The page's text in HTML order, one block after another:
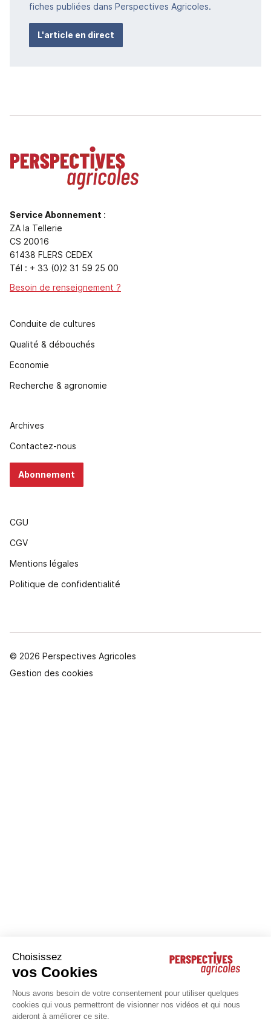
fiches publiées dans Perspectives Agricoles.
L'article en direct
Service Abonnement :
ZA la Tellerie
CS 20016
61438 FLERS CEDEX
Tél : + 33 (0)2 31 59 25 00
Besoin de renseignement ?
Conduite de cultures
Qualité & débouchés
Economie
Recherche & agronomie
Archives
Contactez-nous
Abonnement
CGU
CGV
Mentions légales
Politique de confidentialité
© 2026 Perspectives Agricoles
Gestion des cookies